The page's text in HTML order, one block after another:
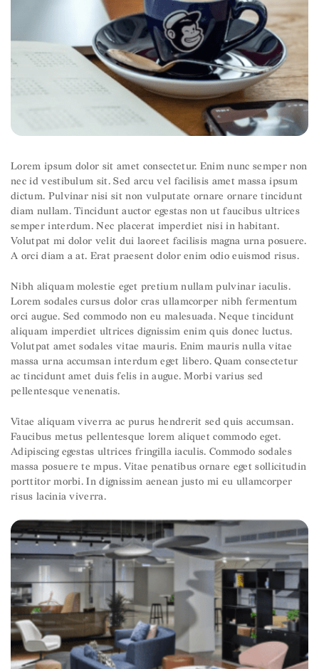
Lorem ipsum dolor sit amet consectetur. Enim nunc semper non
nec id vestibulum sit. Sed arcu vel facilisis amet massa ipsum
dictum. Pulvinar nisi sit non vulputate ornare ornare tincidunt
diam nullam. Tincidunt auctor egestas non ut faucibus ultrices
semper interdum. Nec placerat imperdiet nisi in habitant.
Volutpat mi dolor velit dui laoreet facilisis magna urna posuere.
A orci diam a at. Erat praesent dolor enim odio euismod risus.
Nibh aliquam molestie eget pretium nullam pulvinar iaculis.
Lorem sodales cursus dolor cras ullamcorper nibh fermentum
orci augue. Sed commodo non eu malesuada. Neque tincidunt
aliquam imperdiet ultrices dignissim enim quis donec luctus.
Volutpat amet sodales vitae mauris. Enim mauris nulla vitae
massa urna accumsan interdum eget libero. Quam consectetur
ac tincidunt amet duis felis in augue. Morbi varius sed
pellentesque venenatis.
Vitae aliquam viverra ac purus hendrerit sed quis accumsan.
Faucibus metus pellentesque lorem aliquet commodo eget.
Adipiscing egestas ultrices fringilla iaculis. Commodo sodales
massa posuere te mpus. Vitae penatibus ornare eget sollicitudin
porttitor morbi. In dignissim aenean justo mi eu ullamcorper
risus lacinia viverra.